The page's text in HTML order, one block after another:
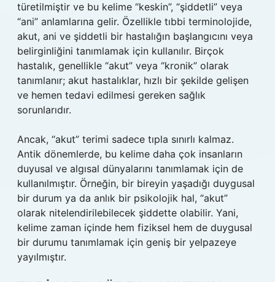
türetilmiştir ve bu kelime “keskin”, “şiddetli” veya
“ani” anlamlarına gelir. Özellikle tıbbi terminolojide,
akut, ani ve şiddetli bir hastalığın başlangıcını veya
belirginliğini tanımlamak için kullanılır. Birçok
hastalık, genellikle “akut” veya “kronik” olarak
tanımlanır; akut hastalıklar, hızlı bir şekilde gelişen
ve hemen tedavi edilmesi gereken sağlık
sorunlarıdır.
Ancak, “akut” terimi sadece tıpla sınırlı kalmaz.
Antik dönemlerde, bu kelime daha çok insanların
duyusal ve algısal dünyalarını tanımlamak için de
kullanılmıştır. Örneğin, bir bireyin yaşadığı duygusal
bir durum ya da anlık bir psikolojik hal, “akut”
olarak nitelendirilebilecek şiddette olabilir. Yani,
kelime zaman içinde hem fiziksel hem de duygusal
bir durumu tanımlamak için geniş bir yelpazeye
yayılmıştır.